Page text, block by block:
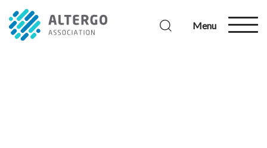
Menu